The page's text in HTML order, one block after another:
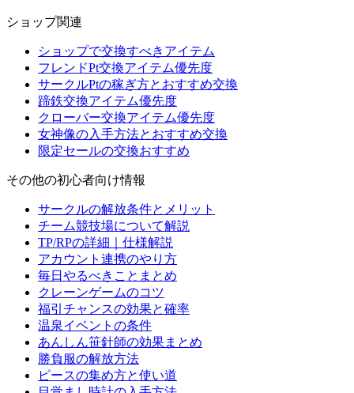
ショップ関連
ショップで交換すべきアイテム
フレンドPt交換アイテム優先度
サークルPtの稼ぎ方とおすすめ交換
蹄鉄交換アイテム優先度
クローバー交換アイテム優先度
女神像の入手方法とおすすめ交換
限定セールの交換おすすめ
その他の初心者向け情報
サークルの解放条件とメリット
チーム競技場について解説
TP/RPの詳細｜仕様解説
アカウント連携のやり方
毎日やるべきことまとめ
クレーンゲームのコツ
福引チャンスの効果と確率
温泉イベントの条件
あんしん笹針師の効果まとめ
勝負服の解放方法
ピースの集め方と使い道